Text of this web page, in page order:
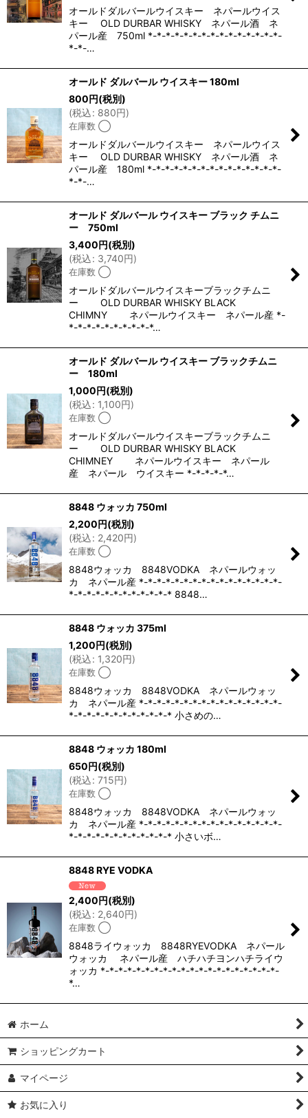
オールドダルバールウイスキー ネパールウイス
キー OLD DURBAR WHISKY ネパール酒 ネ
パール産 750ml *-*-*-*-*-*-*-*-*-*-*-*-*-*-*-
*-*-…
オールド ダルバール ウイスキー 180ml
800円(税別)
(税込: 880円)
在庫数 ◯
オールドダルバールウイスキー ネパールウイス
キー OLD DURBAR WHISKY ネパール酒 ネ
パール産 180ml *-*-*-*-*-*-*-*-*-*-*-*-*-*-*-
*-*-…
オールド ダルバール ウイスキー ブラック チムニ
ー 750ml
3,400円(税別)
(税込: 3,740円)
在庫数 ◯
オールドダルバールウイスキーブラックチムニ
ー OLD DURBAR WHISKY BLACK
CHIMNY ネパールウイスキー ネパール産 *-
*-*-*-*-*-*-*-*-*-*…
オールド ダルバール ウイスキー ブラックチムニ
ー 180ml
1,000円(税別)
(税込: 1,100円)
在庫数 ◯
オールドダルバールウイスキーブラックチムニ
ー OLD DURBAR WHISKY BLACK
CHIMNEY ネパールウイスキー ネパール
産 ネパール ウイスキー *-*-*-*-*…
8848 ウォッカ 750ml
2,200円(税別)
(税込: 2,420円)
在庫数 ◯
8848ウォッカ 8848VODKA ネパールウォッ
カ ネパール産 *-*-*-*-*-*-*-*-*-*-*-*-*-*-*-*-
*-*-*-*-*-*-*-*-*-*-*-* 8848…
8848 ウォッカ 375ml
1,200円(税別)
(税込: 1,320円)
在庫数 ◯
8848ウォッカ 8848VODKA ネパールウォッ
カ ネパール産 *-*-*-*-*-*-*-*-*-*-*-*-*-*-*-*-
*-*-*-*-*-*-*-*-*-*-*-* 小さめの…
8848 ウォッカ 180ml
650円(税別)
(税込: 715円)
在庫数 ◯
8848ウォッカ 8848VODKA ネパールウォッ
カ ネパール産 *-*-*-*-*-*-*-*-*-*-*-*-*-*-*-*-
*-*-*-*-*-*-*-*-*-*-*-* 小さいボ…
8848 RYE VODKA
2,400円(税別)
(税込: 2,640円)
在庫数 ◯
8848ライウォッカ 8848RYEVODKA ネパール
ウォッカ ネパール産 ハチハチヨンハチライウ
ォッカ *-*-*-*-*-*-*-*-*-*-*-*-*-*-*-*-*-*-*-*-
*…
ホーム
ショッピングカート
マイページ
お気に入り